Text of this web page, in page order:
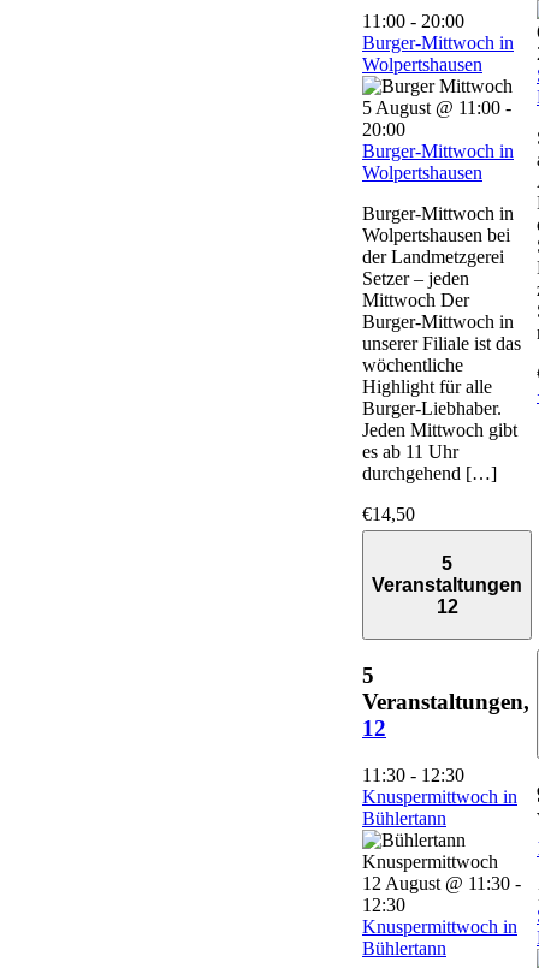
11:00 - 20:00
Burger-Mittwoch in
Wolpertshausen
5 August @ 11:00 -
20:00
Burger-Mittwoch in
Wolpertshausen
Burger-Mittwoch in
Wolpertshausen bei
der Landmetzgerei
Setzer – jeden
Mittwoch Der
Burger-Mittwoch in
unserer Filiale ist das
wöchentliche
Highlight für alle
Burger-Liebhaber.
Jeden Mittwoch gibt
es ab 11 Uhr
durchgehend […]
€14,50
5
Veranstaltungen
12
5
Veranstaltungen,
12
11:30 - 12:30
Knuspermittwoch in
Bühlertann
12 August @ 11:30 -
12:30
Knuspermittwoch in
Bühlertann